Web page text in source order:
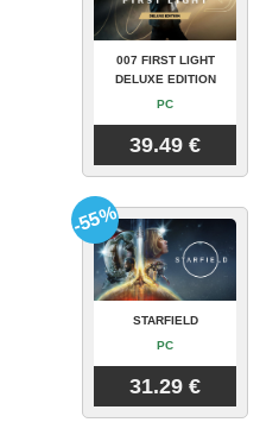
007 FIRST LIGHT
DELUXE EDITION
PC
39.49 €
STARFIELD
PC
31.29 €
-55%